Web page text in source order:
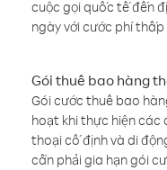
cuộc gọi quốc tế đến
ngày với cước phí thấp
Gói thuê bao hàng
Gói cước thuê bao
hoạt khi thực hiện các
thoại cố định và di
cần phải gia hạn gói